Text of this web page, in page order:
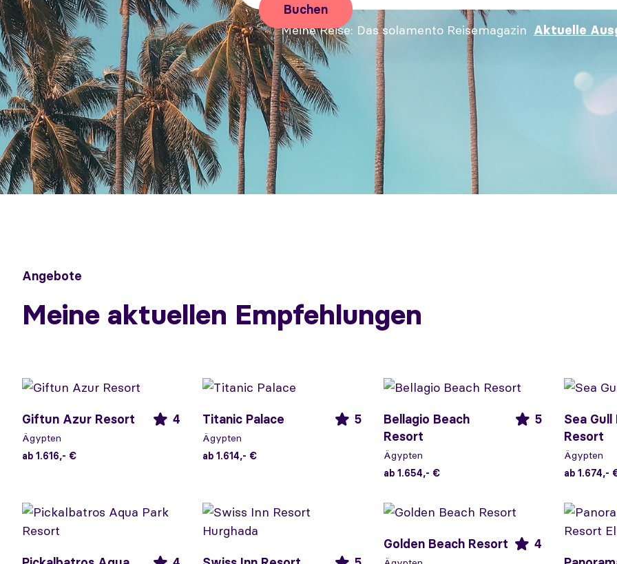
Buchen
Meine Reise Das solamento Reisemagazin Aktuelle
Angebote
Meine aktuellen Empfehlungen
Giftun Azur Resort 4
Ägypten
ab 1.616,- €
Titanic Palace 5
Ägypten
ab 1.614,- €
Bellagio Beach
Resort
5
Ägypten
ab 1.654,- €
Sea Gull
Resort
Ägypten
ab 1.674,-
Golden Beach Resort 4